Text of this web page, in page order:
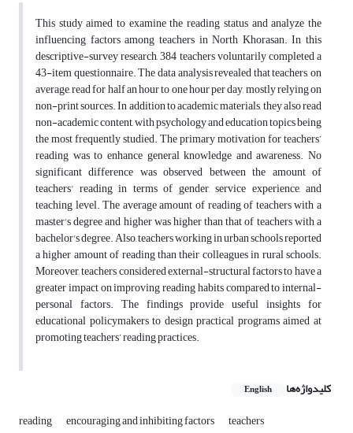
This study aimed to examine the reading status and analyze the
influencing factors among teachers in North Khorasan. In this
descriptive-survey research, 384 teachers voluntarily completed a
43-item questionnaire. The data analysis revealed that teachers, on
average, read for half an hour to one hour per day, mostly relying on
non-print sources. In addition to academic materials, they also read
non-academic content, with psychology and education topics being
the most frequently studied. The primary motivation for teachers’
reading was to enhance general knowledge and awareness. No
significant difference was observed between the amount of
teachers' reading in terms of gender, service experience, and
teaching level. The average amount of reading of teachers with a
master's degree and higher was higher than that of teachers with a
bachelor's degree. Also, teachers working in urban schools reported
a higher amount of reading than their colleagues in rural schools.
Moreover, teachers considered external-structural factors to have a
greater impact on improving reading habits compared to internal-
personal factors. The findings provide useful insights for
educational policymakers to design practical programs aimed at
promoting teachers’ reading practices.
کلیدواژه‌ها English
reading encouraging and inhibiting factors teachers